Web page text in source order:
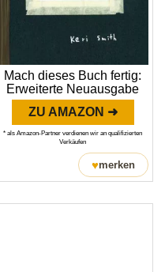
Mach dieses Buch fertig:
Erweiterte Neuausgabe
ZU AMAZON ➜
* als Amazon-Partner verdienen wir an qualifizierten
Verkäufen
♥merken